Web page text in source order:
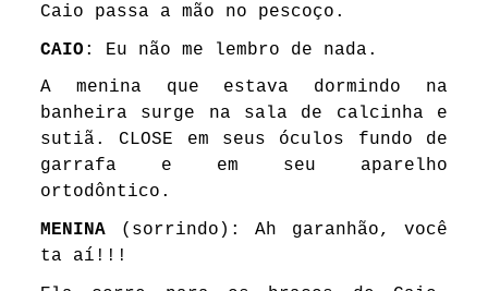
Caio passa a mão no pescoço.
CAIO : Eu não me lembro de nada.
A menina que estava dormindo na
banheira surge na sala de calcinha e
sutiã. CLOSE em seus óculos fundo de
garrafa e em seu aparelho
ortodôntico.
MENINA (sorrindo): Ah garanhão, você
ta aí!!!